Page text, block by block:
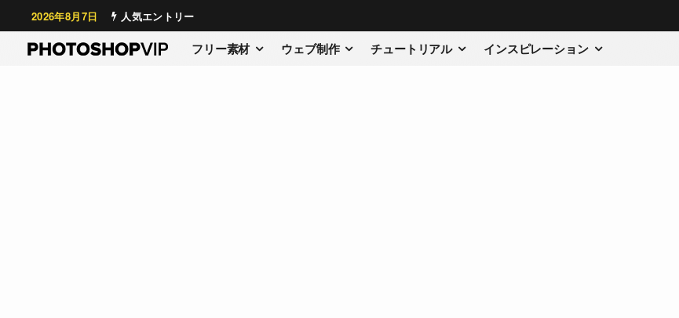
2026年8月7日 人気エントリー
フリー素材 ウェブ制作 チュートリアル インスピレーション